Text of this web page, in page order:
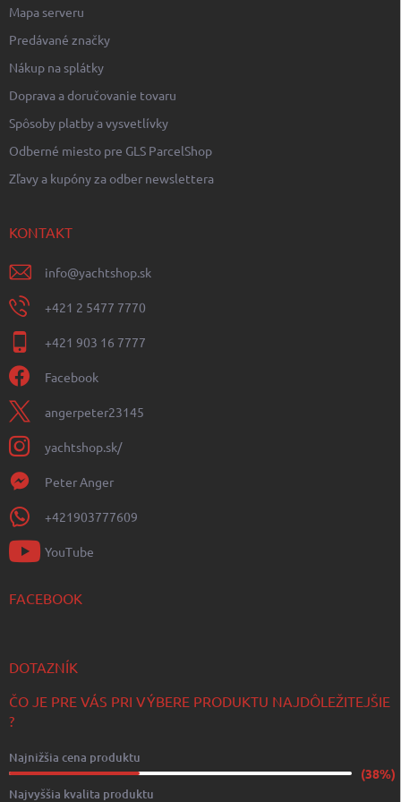
Mapa serveru
Predávané značky
Nákup na splátky
Doprava a doručovanie tovaru
Spôsoby platby a vysvetlívky
Odberné miesto pre GLS ParcelShop
Zľavy a kupóny za odber newslettera
KONTAKT
info@yachtshop.sk
+421 2 5477 7770
+421 903 16 7777
Facebook
angerpeter23145
yachtshop.sk/
Peter Anger
+421903777609
YouTube
FACEBOOK
DOTAZNÍK
ČO JE PRE VÁS PRI VÝBERE PRODUKTU NAJDÔLEŽITEJŠIE
?
Najnižšia cena produktu
(38%)
Najvyššia kvalita produktu